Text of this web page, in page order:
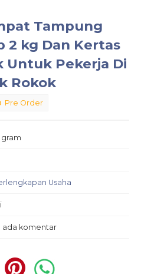
Tampung
2 kg Dan Kertas
Untuk Pekerja Di
Rokok
Pre Order
Usaha
ada komentar